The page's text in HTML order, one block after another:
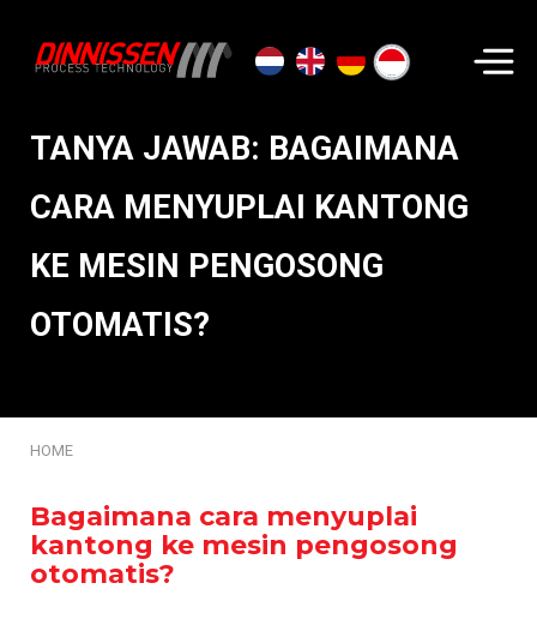
TANYA JAWAB: BAGAIMANA
CARA MENYUPLAI KANTONG
KE MESIN PENGOSONG
OTOMATIS?
HOME
Bagaimana cara menyuplai
kantong ke mesin pengosong
otomatis?